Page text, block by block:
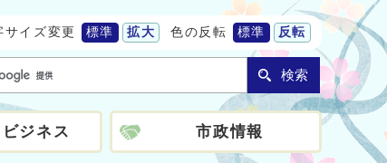
サイズ変更 標準 拡大 色の反転 標準 反転
検索
ジネス 市政情報